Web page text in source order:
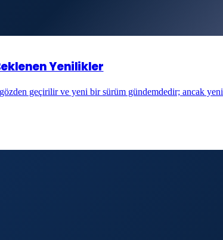
Yenilikler
geçirilir ve yeni bir sürüm gündemdedir; ancak